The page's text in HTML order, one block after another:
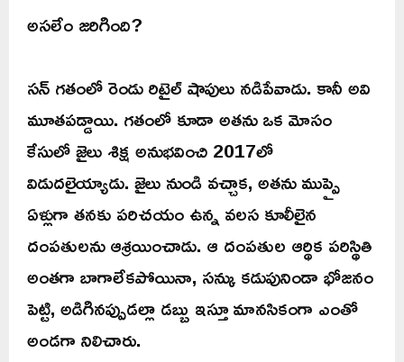
అసలేం జరిగింది?
సన్ గతంలో రెండు రిటైల్ షాపులు నడిపేవాడు. కానీ అవి
మూతపడ్డాయి. గతంలో కూడా అతను ఒక మోసం
కేసులో జైలు శిక్ష అనుభవించి 2017లో
విడుదలైయ్యాడు. జైలు నుండి వచ్చాక, అతను ముప్పై
ఏళ్లుగా తనకు పరిచయం ఉన్న వలస కూలీలైన
దంపతులను ఆశ్రయించాడు. ఆ దంపతుల ఆర్థిక పరిస్థితి
అంతగా బాగాలేకపోయినా, సన్కు కడుపునిండా భోజనం
పెట్టి, అడిగినప్పుడల్లా డబ్బు ఇస్తూ మానసికంగా ఎంతో
అండగా నిలిచారు.